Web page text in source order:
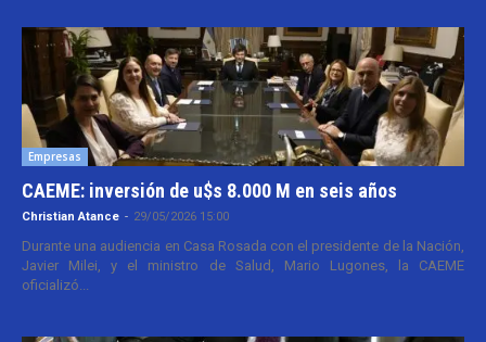
Empresas
CAEME: inversión de u$s 8.000 M en seis años
Christian Atance - 29/05/2026 15:00
Durante una audiencia en Casa Rosada con el presidente de la Nación,
Javier Milei, y el ministro de Salud, Mario Lugones, la CAEME
oficializó...